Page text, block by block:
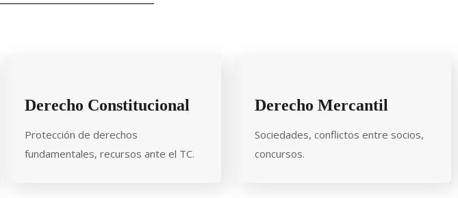
Derecho Constitucional
Protección de derechos
fundamentales, recursos ante el TC.
Derecho Mercantil
Sociedades, conflictos entre socios,
concursos.